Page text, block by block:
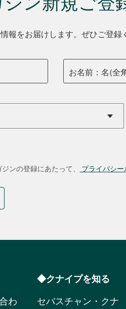
報をお届けします。ぜひご登
お名前：名(全
ンの登録にあたって、 プライバシー
わ
◆クナイプを知る
セバスチャン・クナ